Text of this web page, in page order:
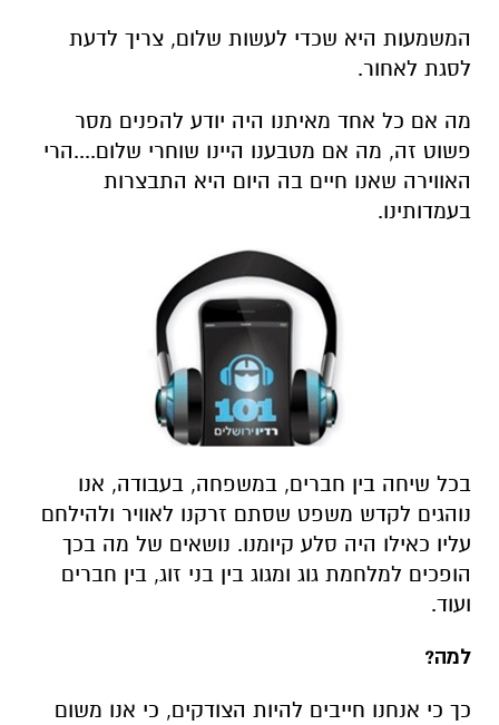
המשמעות היא שכדי לעשות שלום, צריך לדעת
לסגת לאחור.
מה אם כל אחד מאיתנו היה יודע להפנים מסר
פשוט זה, מה אם מטבענו היינו שוחרי שלום....הרי
האווירה שאנו חיים בה היום היא התבצרות
בעמדותינו.
בכל שיחה בין חברים, במשפחה, בעבודה, אנו
נוהגים לקדש משפט שסתם זרקנו לאוויר ולהילחם
עליו כאילו היה סלע קיומנו. נושאים של מה בכך
הופכים למלחמת גוג ומגוג בין בני זוג, בין חברים
ועוד.
למה?
כך כי אנחנו חייבים להיות הצודקים, כי אנו משום